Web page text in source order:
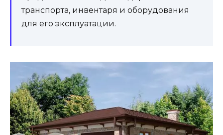
транспорта, инвентаря и оборудования
для его эксплуатации.